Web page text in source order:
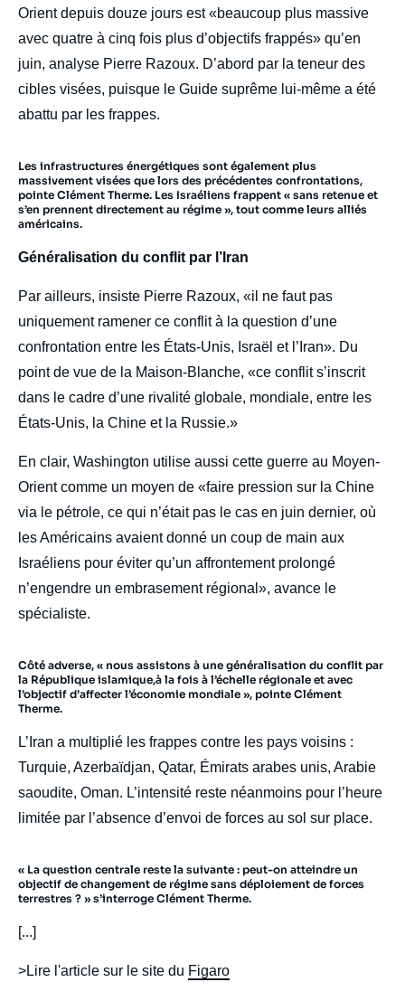
Orient depuis douze jours est «beaucoup plus massive
avec quatre à cinq fois plus d’objectifs frappés» qu’en
juin, analyse Pierre Razoux. D’abord par la teneur des
cibles visées, puisque le Guide suprême lui-même a été
abattu par les frappes.
Les infrastructures énergétiques sont également plus
massivement visées que lors des précédentes confrontations,
pointe Clément Therme. Les Israéliens frappent « sans retenue et
s’en prennent directement au régime », tout comme leurs alliés
américains.
Généralisation du conflit par l’Iran
Par ailleurs, insiste Pierre Razoux, «il ne faut pas
uniquement ramener ce conflit à la question d’une
confrontation entre les États-Unis, Israël et l’Iran». Du
point de vue de la Maison-Blanche, «ce conflit s’inscrit
dans le cadre d’une rivalité globale, mondiale, entre les
États-Unis, la Chine et la Russie.»
En clair, Washington utilise aussi cette guerre au Moyen-
Orient comme un moyen de «faire pression sur la Chine
via le pétrole, ce qui n’était pas le cas en juin dernier, où
les Américains avaient donné un coup de main aux
Israéliens pour éviter qu’un affrontement prolongé
n’engendre un embrasement régional», avance le
spécialiste.
Côté adverse, « nous assistons à une généralisation du conflit par
la République islamique,à la fois à l’échelle régionale et avec
l’objectif d’affecter l’économie mondiale », pointe Clément
Therme.
L’Iran a multiplié les frappes contre les pays voisins :
Turquie, Azerbaïdjan, Qatar, Émirats arabes unis, Arabie
saoudite, Oman. L’intensité reste néanmoins pour l’heure
limitée par l’absence d’envoi de forces au sol sur place.
« La question centrale reste la suivante : peut-on atteindre un
objectif de changement de régime sans déploiement de forces
terrestres ? » s’interroge Clément Therme.
[...]
>Lire l'article sur le site du Figaro